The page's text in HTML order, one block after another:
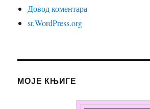
Довод коментара
sr.WordPress.org
МОЈЕ КЊИГЕ